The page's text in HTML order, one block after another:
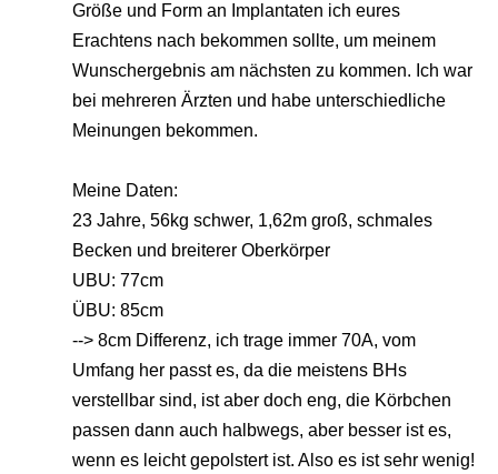
Größe und Form an Implantaten ich eures
Erachtens nach bekommen sollte, um meinem
Wunschergebnis am nächsten zu kommen. Ich war
bei mehreren Ärzten und habe unterschiedliche
Meinungen bekommen.
Meine Daten:
23 Jahre, 56kg schwer, 1,62m groß, schmales
Becken und breiterer Oberkörper
UBU: 77cm
ÜBU: 85cm
--> 8cm Differenz, ich trage immer 70A, vom
Umfang her passt es, da die meistens BHs
verstellbar sind, ist aber doch eng, die Körbchen
passen dann auch halbwegs, aber besser ist es,
wenn es leicht gepolstert ist. Also es ist sehr wenig!